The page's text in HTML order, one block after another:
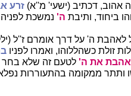
אהוב, דכתיב (ישעי' מ''א) זרע
ביחוד, ותיבת ה' נמשכת
לאהבת ה' על דרך אומרם ז''ל
זולת כשהללוהו, ואמרו לפניו
את ה' לטעם זה שלא בחר
ותתר ממקומה בהתעוררות